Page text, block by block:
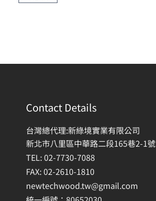
Contact Details
台灣總代理:新綠境實業有限公司
新北市八里區中華路二段165巷2-1號
TEL: 02-7730-7088
FAX: 02-2610-1810
newtechwood.tw@gmail.com